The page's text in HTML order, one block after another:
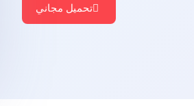
تحميل مجاني